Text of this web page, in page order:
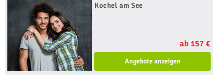
Kochel am See
ab 157 €
Angebote anzeigen